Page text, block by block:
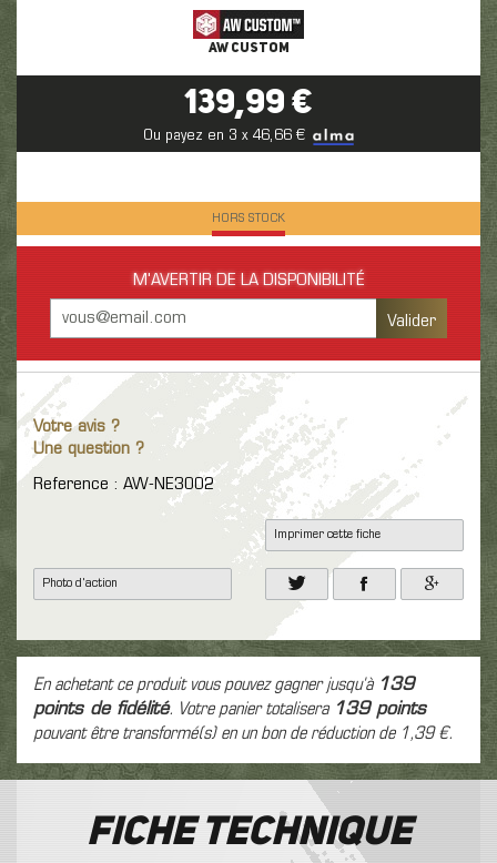
AW CUSTOM
139,99 €
Ou payez en 3 x 46,66 €
HORS STOCK
M'AVERTIR DE LA DISPONIBILITÉ
Valider
Votre avis ?
Une question ?
Reference : AW-NE3002
Imprimer cette fiche
Photo d'action
En achetant ce produit vous pouvez gagner jusqu'à 139
points de fidélité. Votre panier totalisera 139points
pouvant être transformé(s) en un bon de réduction de 1,39 €.
Fiche technique